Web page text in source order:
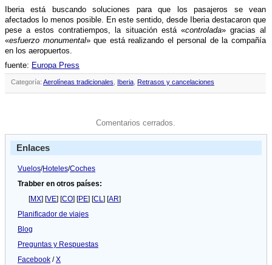
Iberia está buscando soluciones para que los pasajeros se vean
afectados lo menos posible. En este sentido, desde Iberia destacaron que
pese a estos contratiempos, la situación está «controlada» gracias al
«esfuerzo monumental» que está realizando el personal de la compañí­a
en los aeropuertos.
fuente: Europa Press
Categoría: Aerolíneas tradicionales Iberia Retrasos y cancelaciones
Comentarios cerrados.
Enlaces
Vuelos/Hoteles/Coches
Trabber en otros países:
[MX] [VE] [CO] [PE] [CL] [AR]
Planificador de viajes
Blog
Preguntas y Respuestas
Facebook /X